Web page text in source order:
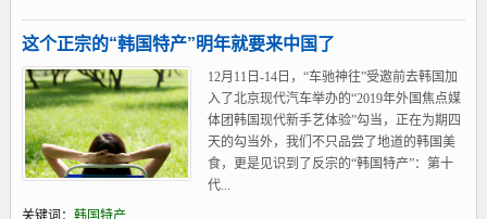
这个正宗的“韩国特产”明年就要来中国了
12月11日-14日，“车驰神往”受邀前去韩国加
入了北京现代汽车举办的“2019年外国焦点媒
体团韩国现代新手艺体验”勾当，正在为期四
天的勾当外，我们不只品尝了地道的韩国美
食，更是见识到了反宗的“韩国特产”：第十
代...
关键词： 韩国特产